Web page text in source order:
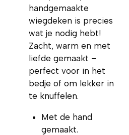
handgemaakte
wiegdeken is precies
wat je nodig hebt!
Zacht, warm en met
liefde gemaakt –
perfect voor in het
bedje of om lekker in
te knuffelen.
Met de hand
gemaakt.